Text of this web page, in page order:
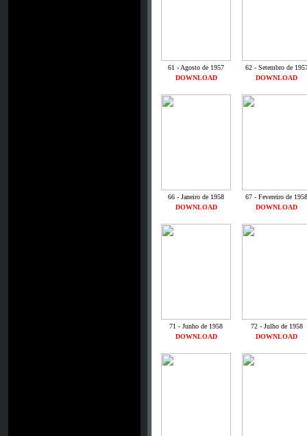
61 - Agosto de 1957
62 - Setembro de
DOWNLOAD
DOWNLOAD
66 - Janeiro de 1958
67 - Fevereiro de 1958
DOWNLOAD
DOWNLOAD
71 - Junho de 1958
72 - Julho de 1958
DOWNLOAD
DOWNLOAD